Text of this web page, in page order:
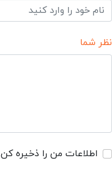
نظر شما
اطلاعات من را ذخیره کن